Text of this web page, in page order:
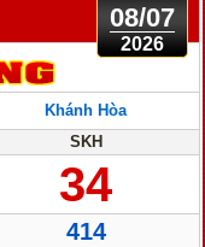
08/07
2026
Khánh Hòa
SKH
34
414